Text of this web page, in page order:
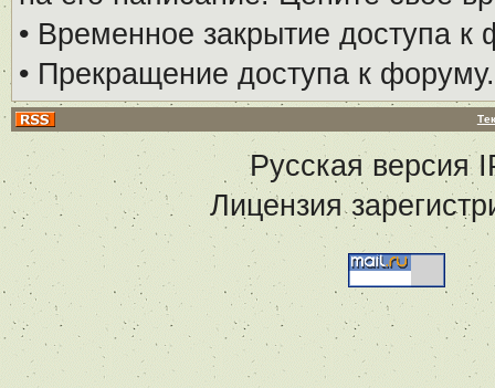
• Временное закрытие доступа к
• Прекращение доступа к форуму.
Русская версия
Лицензия